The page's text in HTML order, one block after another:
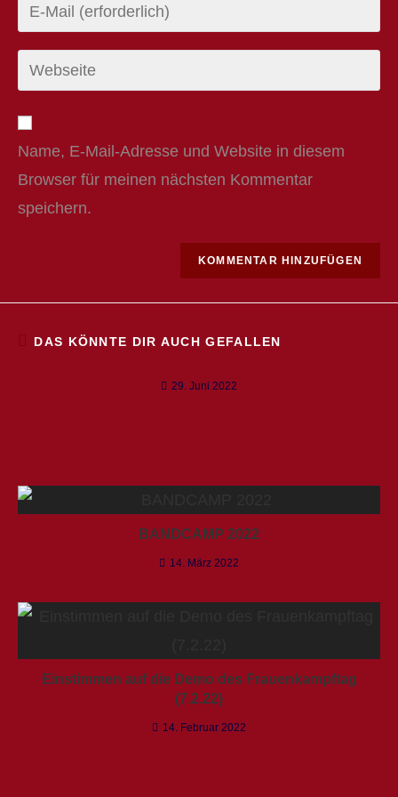
or
username
Enter
your
email
Enter
your
website
URL
(optional)
Name, E-Mail-Adresse und Website in diesem
Browser für meinen nächsten Kommentar
speichern.
DAS KÖNNTE DIR AUCH GEFALLEN
29. Juni 2022
BANDCAMP 2022
14. März 2022
Einstimmen auf die Demo des Frauenkampftag
(7.2.22)
14. Februar 2022